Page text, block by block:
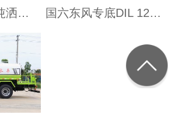
国六华神F5 12吨洒水车 国六东风专底DIL 12吨 洒水车